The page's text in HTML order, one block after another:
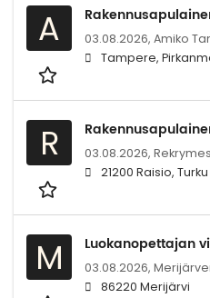
A 03.08.2026, Amiko
Tampere,
R 03.08.2026,
21200 Raisio, Turku
M Luokanopettajan
03.08.2026,
86220 Merijärvi